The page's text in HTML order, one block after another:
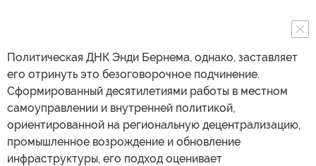
Политическая ДНК Энди Бернема, однако, заставляет
его отринуть это безоговорочное подчинение.
Сформированный десятилетиями работы в местном
самоуправлении и внутренней политикой,
ориентированной на региональную децентрализацию,
промышленное возрождение и обновление
инфраструктуры, его подход оценивает